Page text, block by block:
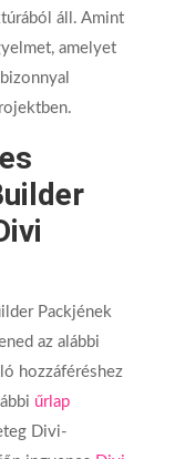
áll. Amint
amelyet
Packjének
az alábbi
hozzáféréshez
űrlap
Divi-